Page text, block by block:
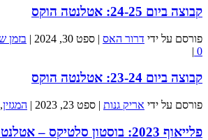
קבוצה ביום 24-25: אטלנטה הוקס
פורסם על ידי דרור האס | ספט 30, 2024 | בזמן
0
|
קבוצה ביום 23-24: אטלנטה הוקס
פורסם על ידי אריק גנות | ספט 23, 2023 | המגזין,
פלייאוף 2023: בוסטון סלטיקס – אטלנטה הוקס...